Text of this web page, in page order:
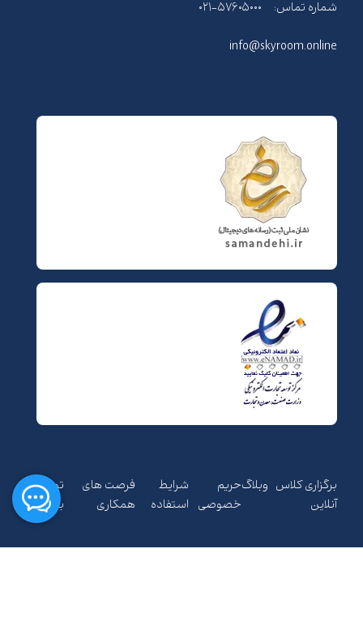
شماره تماس: ۰۲۱-۵۷۶۰۵۰۰۰
info@skyroom.online
برگزاری کلاس
آنلاین
وبلاگحریم
خصوصی
شرایط
استفاده
فرصت های
همکاری
تماس
با ما